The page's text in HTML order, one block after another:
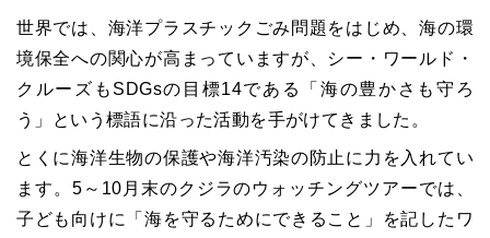
世界では、海洋プラスチックごみ問題をはじめ、海の環
境保全への関心が高まっていますが、シー・ワールド・
クルーズもSDGsの目標14である「海の豊かさも守ろ
う」という標語に沿った活動を手がけてきました。
とくに海洋生物の保護や海洋汚染の防止に力を入れてい
ます。5～10月末のクジラのウォッチングツアーでは、
子ども向けに「海を守るためにできること」を記したワ